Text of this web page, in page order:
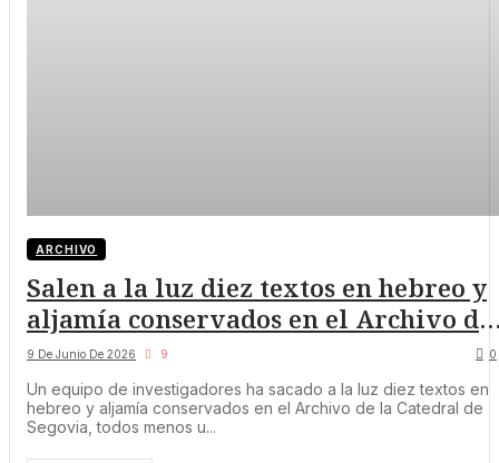
ARCHIVO
Salen a la luz diez textos en hebreo y
aljamía conservados en el Archivo de
la Catedral de Segovia
9 De Junio De 2026 9 0
Un equipo de investigadores ha sacado a la luz diez textos en
hebreo y aljamía conservados en el Archivo de la Catedral de
Segovia, todos menos u...